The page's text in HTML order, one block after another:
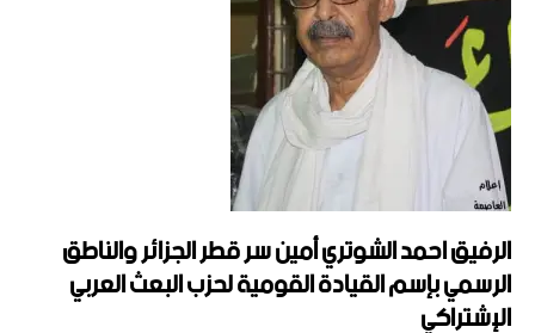
الرفيق احمد الشوتري أمين سر قطر الجزائر والناطق
الرسمي بإسم القيادة القومية لحزب البعث العربي
الإشتراكي